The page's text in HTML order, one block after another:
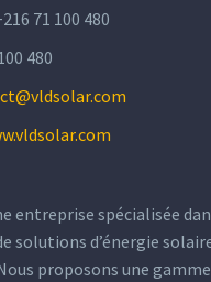
71 100 480
480
entreprise spécialisée
solutions d’énergie
proposons une